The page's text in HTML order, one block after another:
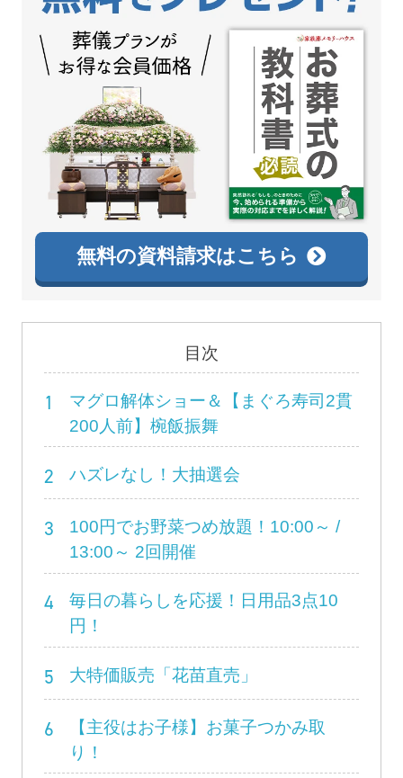
無料の資料請求はこちら
目次
1
マグロ解体ショー＆【まぐろ寿司2貫
200人前】椀飯振舞
2 ハズレなし！大抽選会
3
100円でお野菜つめ放題！10:00～ /
13:00～ 2回開催
4
毎日の暮らしを応援！日用品3点10
円！
5 大特価販売「花苗直売」
6
【主役はお子様】お菓子つかみ取
り！